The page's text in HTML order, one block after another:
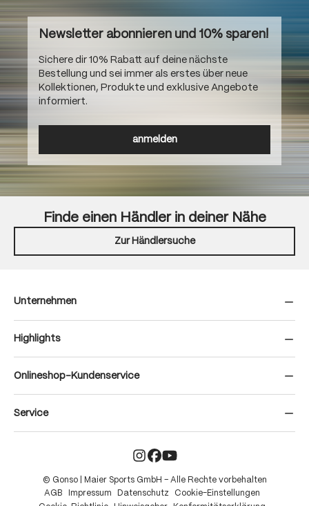
Newsletter abonnieren und 10% sparen!
Sichere dir 10% Rabatt auf deine nächste
Bestellung und sei immer als erstes über neue
Kollektionen, Produkte und exklusive Angebote
informiert.
anmelden
Finde einen Händler in deiner Nähe
Zur Händlersuche
Unternehmen
Highlights
Onlineshop-Kundenservice
Service
© Gonso | Maier Sports GmbH – Alle Rechte vorbehalten
AGB
Impressum Datenschutz
Cookie-Einstellungen